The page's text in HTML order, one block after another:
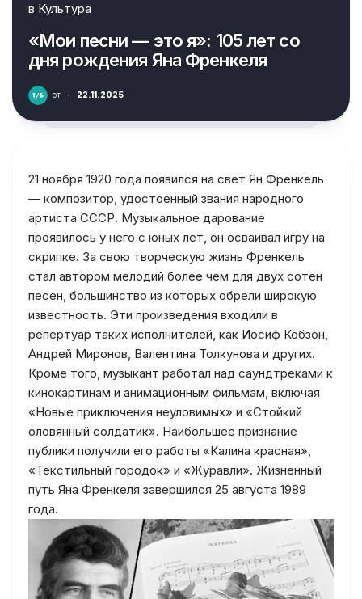
в Культура
«Мои песни — это я»: 105 лет со
дня рождения Яна Френкеля
от · 22.11.2025
21 ноября 1920 года появился на свет Ян Френкель
— композитор, удостоенный звания народного
артиста СССР. Музыкальное дарование
проявилось у него с юных лет, он осваивал игру на
скрипке. За свою творческую жизнь Френкель
стал автором мелодий более чем для двух сотен
песен, большинство из которых обрели широкую
известность. Эти произведения входили в
репертуар таких исполнителей, как Иосиф Кобзон,
Андрей Миронов, Валентина Толкунова и других.
Кроме того, музыкант работал над саундтреками к
кинокартинам и анимационным фильмам, включая
«Новые приключения неуловимых» и «Стойкий
оловянный солдатик». Наибольшее признание
публики получили его работы «Калина красная»,
«Текстильный городок» и «Журавли». Жизненный
путь Яна Френкеля завершился 25 августа 1989
года.